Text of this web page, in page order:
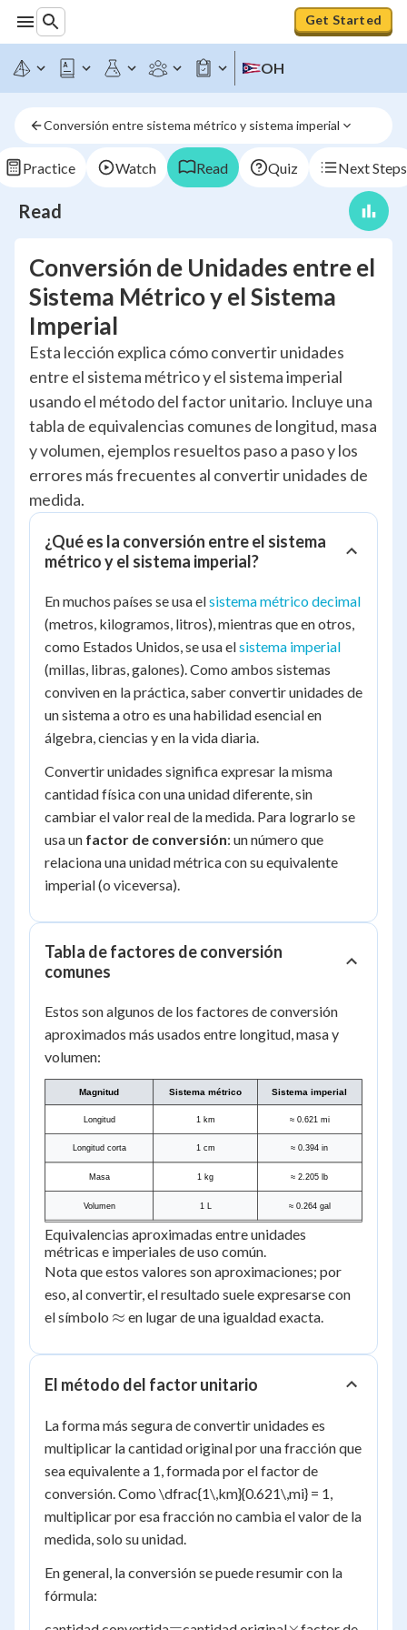
Get Started
OH
Conversión entre sistema métrico y sistema imperial
Practice Watch Read Quiz Next Steps
Read
Conversión de Unidades entre el
Sistema Métrico y el Sistema
Imperial
Esta lección explica cómo convertir unidades
entre el sistema métrico y el sistema imperial
usando el método del factor unitario. Incluye una
tabla de equivalencias comunes de longitud, masa
y volumen, ejemplos resueltos paso a paso y los
errores más frecuentes al convertir unidades de
medida.
¿Qué es la conversión entre el sistema
métrico y el sistema imperial?
En muchos países se usa elsistema métrico decimal
(metros, kilogramos, litros), mientras que en otros,
como Estados Unidos, se usa elsistema imperial
(millas, libras, galones). Como ambos sistemas
conviven en la práctica, saber convertir unidades de
un sistema a otro es una habilidad esencial en
álgebra, ciencias y en la vida diaria.
Convertir unidades significa expresar la misma
cantidad física con una unidad diferente, sin
cambiar el valor real de la medida. Para lograrlo se
usa un factor de conversión: un número que
relaciona una unidad métrica con su equivalente
imperial (o viceversa).
Tabla de factores de conversión
comunes
Estos son algunos de los factores de conversión
aproximados más usados entre longitud, masa y
volumen:
Magnitud Sistema métrico Sistema imperial
Longitud 1 km ≈ 0.621 mi
Longitud corta 1 cm ≈ 0.394 in
Masa 1 kg ≈ 2.205 lb
Volumen 1 L ≈ 0.264 gal
Equivalencias aproximadas entre unidades
métricas e imperiales de uso común.
Nota que estos valores son aproximaciones; por
eso, al convertir, el resultado suele expresarse con
el símbolo \approx
≈ en lugar de una igualdad exacta.
El método del factor unitario
La forma más segura de convertir unidades es
multiplicar la cantidad original por una fracción que
sea equivalente a 1, formada por el factor de
conversión. Como \dfrac{1\,km}{0.621\,mi} = 1,
multiplicar por esa fracción no cambia el valor de la
medida, solo su unidad.
En general, la conversión se puede resumir con la
fórmula: